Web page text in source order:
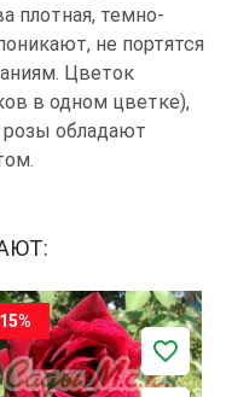
плотная, темно-
не портятся
Цветок
в одном цветке),
обладают